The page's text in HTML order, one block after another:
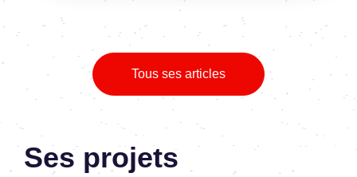
Tous ses articles
Ses projets